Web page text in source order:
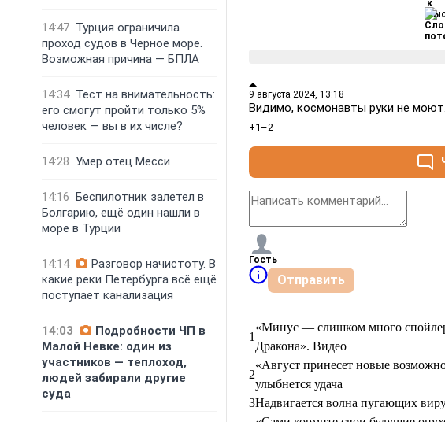
14:47 Турция ограничила
проход судов в Черное море.
Возможная причина — БПЛА
14:34 Тест на внимательность:
его смогут пройти только 5%
человек — вы в их числе?
14:28 Умер отец Месси
14:16 Беспилотник залетел в
Болгарию, ещё один нашли в
море в Турции
14:14
Разговор начистоту. В
какие реки Петербурга всё ещё
поступает канализация
14:03
Подробности ЧП в
Малой Невке: один из
участников — теплоход,
людей забирали другие
суда
9 августа 2024, 13:18
Видимо, космонавты руки не моют.
+1 –2
Гость
Отправить
1
«Минус — слишком много
Дракона». Видео
2
«Август принесет новые
улыбнется удача
3Надвигается волна пугающих